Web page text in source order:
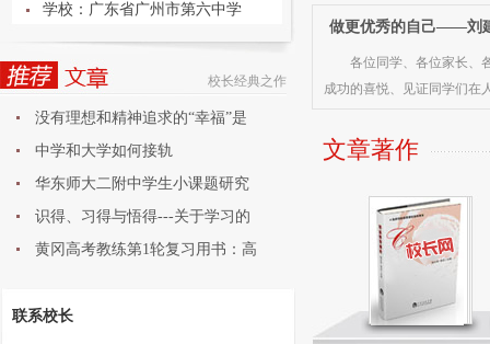
学校：广东省广州市第六中学
校长经典之作
没有理想和精神追求的“幸福”是
中学和大学如何接轨
华东师大二附中学生小课题研究
论
识得、习得与悟得---关于学习的
黄冈高考教练第1轮复习用书：高
联系校长
做更优秀的自己——刘
各位同学、各位家长、
成功的喜悦、见证同学们
文章著作